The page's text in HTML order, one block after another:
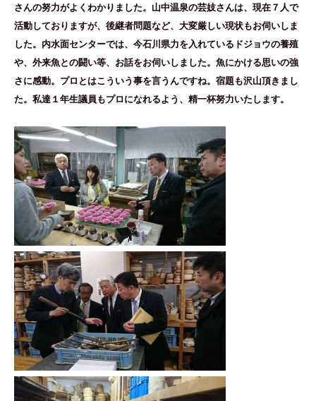
さんの努力がよくわかりました。山中温泉の芸妓さんは、現在７人で
活動しておりますが、後継者問題など、大変厳しい現状もお伺いしま
した。内水面センターでは、今石川県力を入れているドジョウの養殖
や、外来魚との闘い等、お話をお伺いしました。魚にかける思いの強
さに感動。プロとはこういう事を言うんですね。宿題も沢山頂きまし
た。私達１年生議員もプロになれるよう、精一杯努力いたします。